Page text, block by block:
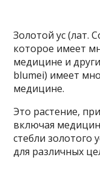
Золотой ус (лат.
которое имеет
медицине и
blumei) имеет
медицине.
Это растение,
включая
стебли золотого
для различных